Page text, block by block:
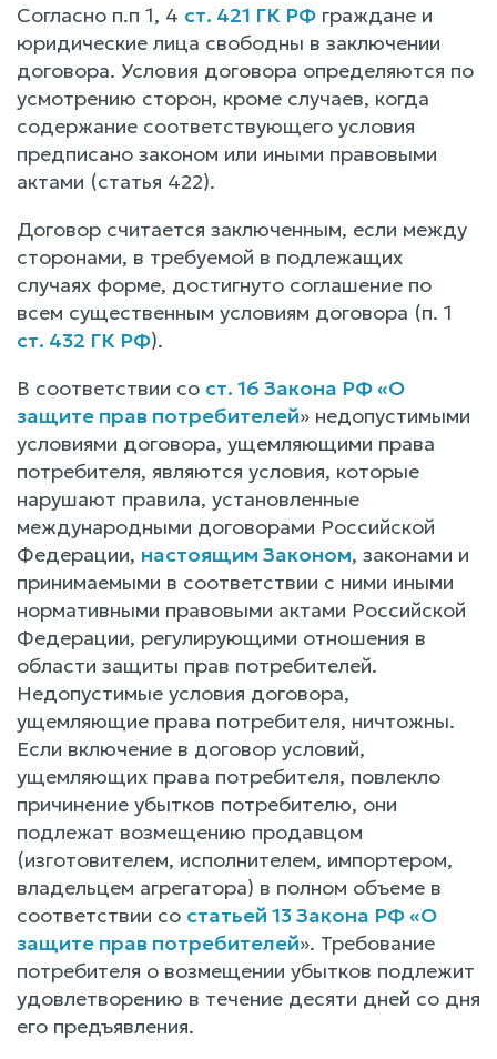
Согласно п.п 1, 4 ст. 421 ГК РФ граждане и
юридические лица свободны в заключении
договора. Условия договора определяются по
усмотрению сторон, кроме случаев, когда
содержание соответствующего условия
предписано законом или иными правовыми
актами (статья 422).
Договор считается заключенным, если между
сторонами, в требуемой в подлежащих
случаях форме, достигнуто соглашение по
всем существенным условиям договора (п. 1
ст. 432 ГК РФ).
В соответствии со ст. 16 Закона РФ «О
защите прав потребителей» недопустимыми
условиями договора, ущемляющими права
потребителя, являются условия, которые
нарушают правила, установленные
международными договорами Российской
Федерации, настоящим Законом, законами и
принимаемыми в соответствии с ними иными
нормативными правовыми актами Российской
Федерации, регулирующими отношения в
области защиты прав потребителей.
Недопустимые условия договора,
ущемляющие права потребителя, ничтожны.
Если включение в договор условий,
ущемляющих права потребителя, повлекло
причинение убытков потребителю, они
подлежат возмещению продавцом
(изготовителем, исполнителем, импортером,
владельцем агрегатора) в полном объеме в
соответствии со статьей 13 Закона РФ «О
защите прав потребителей». Требование
потребителя о возмещении убытков подлежит
удовлетворению в течение десяти дней со дня
его предъявления.